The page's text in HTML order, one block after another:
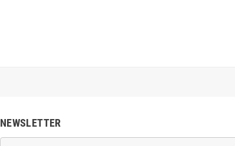
NEWSLETTER